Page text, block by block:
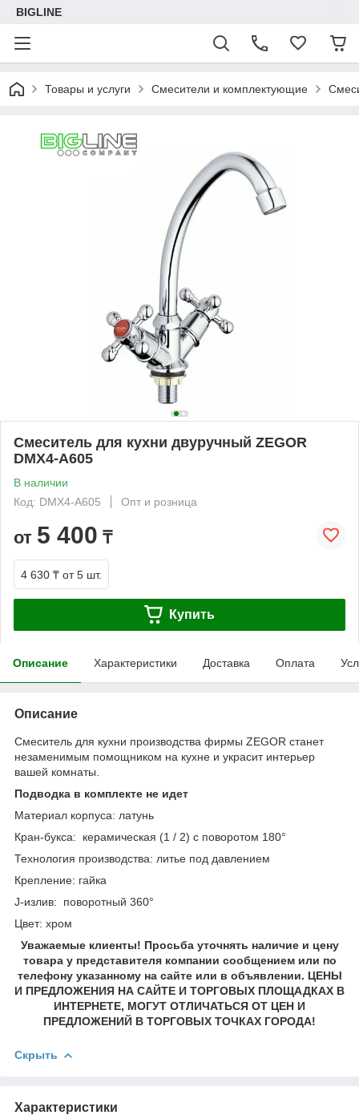
BIGLINE
Товары и услуги Смесители и комплектующие
Смеситель для кухни двуручный ZEGOR
DMX4-A605
В наличии
Код: DMX4-A605
Опт и розница
от 5 400 ₸
4 630 ₸ от 5 шт.
Купить
Описание Характеристики Доставка Оплата
Описание
Смеситель для кухни производства фирмы ZEGOR станет
незаменимым помощником на кухне и украсит интерьер
вашей комнаты.
Подводка в комплекте не идет
Материал корпуса: латунь
Кран-букса: керамическая (1 / 2) с поворотом 180°
Технология производства: литье под давлением
Крепление: гайка
J-излив: поворотный 360°
Цвет: хром
Уважаемые клиенты! Просьба уточнять наличие и цену
товара у представителя компании сообщением или по
телефону указанному на сайте или в объявлении. ЦЕНЫ
И ПРЕДЛОЖЕНИЯ НА САЙТЕ И ТОРГОВЫХ ПЛОЩАДКАХ В
ИНТЕРНЕТЕ, МОГУТ ОТЛИЧАТЬСЯ ОТ ЦЕН И
ПРЕДЛОЖЕНИЙ В ТОРГОВЫХ ТОЧКАХ ГОРОДА!
Скрыть
Характеристики